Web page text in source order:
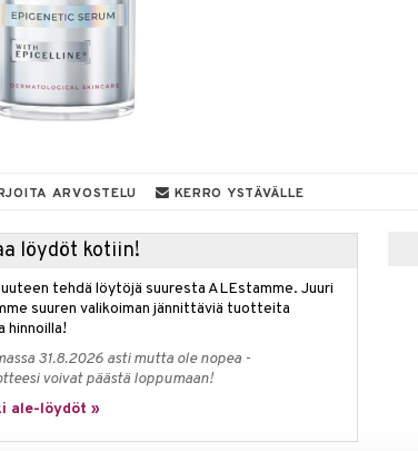
ARVOSTELU KERRO YSTÄVÄLLE
löydöt kotiin!
tehdä löytöjä suuresta ALEstamme. Juuri
suuren valikoiman jännittäviä tuotteita
hinnoilla!
31.8.2026 asti mutta ole nopea -
voivat päästä loppumaan!
ale-löydöt »